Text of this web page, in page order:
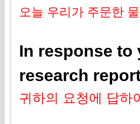
오늘 우리가 주문한
In response to
research
귀하의 요청에 답하